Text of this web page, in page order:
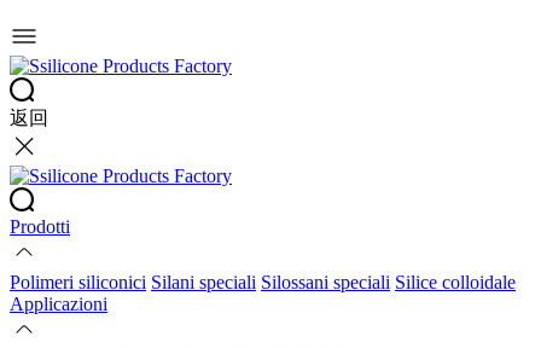
返回
Prodotti
Polimeri siliconici Silani speciali Silossani speciali Silice colloidale
Applicazioni